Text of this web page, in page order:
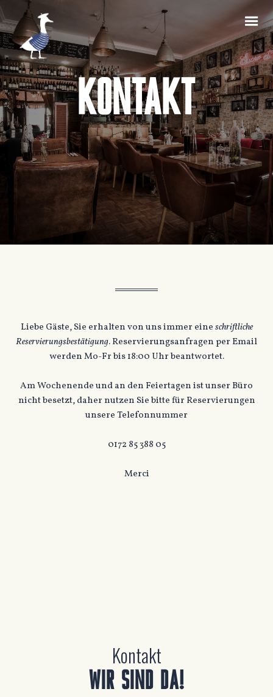
KONTAKT
Liebe Gäste, Sie erhalten von uns immer eineschriftliche
Reservierungsbestätigung. Reservierungsanfragen per Email
werden Mo-Fr bis 18:00 Uhr beantwortet.
Am Wochenende und an den Feiertagen ist unser Büro
nicht besetzt, daher nutzen Sie bitte für Reservierungen
unsere Telefonnummer
0172 85 388 05
Merci
Kontakt
WIR SIND DA!